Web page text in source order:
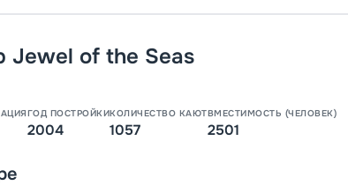
Jewel of the Seas
ГОД ПОСТРОЙКИ
2004
КОЛИЧЕСТВО КАЮТ
1057
ВМЕСТИМОСТЬ (ЧЕЛОВЕК)
2501